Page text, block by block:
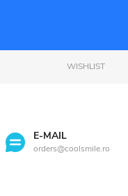
WISHLIST
E-MAIL
orders@coolsmile.ro